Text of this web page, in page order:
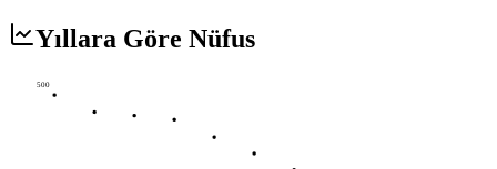
Yıllara Göre Nüfus
500